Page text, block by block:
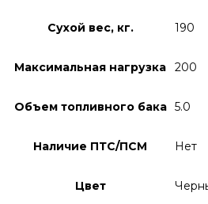
Сухой вес, кг. 190
Максимальная нагрузка 200
Объем топливного бака 5.0
Наличие ПТС/ПСМ Нет
Цвет